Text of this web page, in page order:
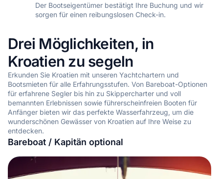
Der Bootseigentümer bestätigt Ihre Buchung und wir
sorgen für einen reibungslosen Check-in.
Drei Möglichkeiten, in
Kroatien zu segeln
Erkunden Sie Kroatien mit unseren Yachtchartern und
Bootsmieten für alle Erfahrungsstufen. Von Bareboat-Optionen
für erfahrene Segler bis hin zu Skippercharter und voll
bemannten Erlebnissen sowie führerscheinfreien Booten für
Anfänger bieten wir das perfekte Wasserfahrzeug, um die
wunderschönen Gewässer von Kroatien auf Ihre Weise zu
entdecken.
Bareboat / Kapitän optional